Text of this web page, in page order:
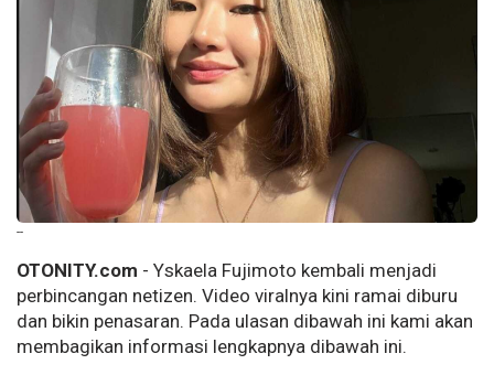
--
OTONITY.com - Yskaela Fujimoto kembali menjadi
perbincangan netizen. Video viralnya kini ramai diburu
dan bikin penasaran. Pada ulasan dibawah ini kami akan
membagikan informasi lengkapnya dibawah ini.